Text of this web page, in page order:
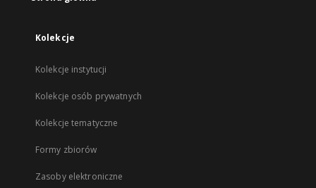
Kolekcje
Kolekcje instytucji
Kolekcje osób prywatnych
Kolekcje tematyczne
Formy zbiorów
Zasoby elektroniczne